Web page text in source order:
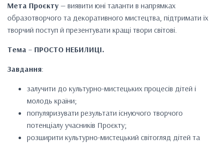
Мета Проєкту — виявити юні таланти в напрямках
образотворчого та декоративного мистецтва, підтримати їх
творчий поступ й презентувати кращі твори світові.
Тема – ПРОСТО НЕБИЛИЦІ.
Завдання:
залучити до культурно-мистецьких процесів дітей і
молодь країни;
популяризувати результати існуючого творчого
потенціалу учасників Проєкту;
розширити культурно-мистецький світогляд дітей та